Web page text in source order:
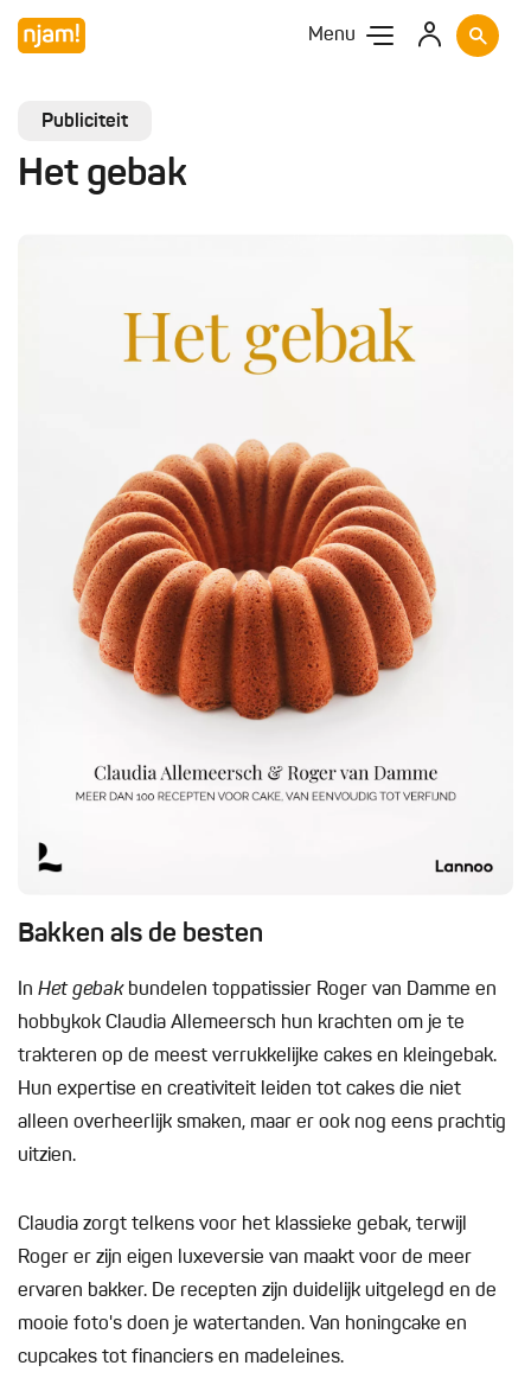
Menu
Publiciteit
Het gebak
Bakken als de besten
In Het gebakbundelen toppatissier Roger van Damme en
hobbykok Claudia Allemeersch hun krachten om je te
trakteren op de meest verrukkelijke cakes en kleingebak.
Hun expertise en creativiteit leiden tot cakes die niet
alleen overheerlijk smaken, maar er ook nog eens prachtig
uitzien.
Claudia zorgt telkens voor het klassieke gebak, terwijl
Roger er zijn eigen luxeversie van maakt voor de meer
ervaren bakker. De recepten zijn duidelijk uitgelegd en de
mooie foto's doen je watertanden. Van honingcake en
cupcakes tot financiers en madeleines.